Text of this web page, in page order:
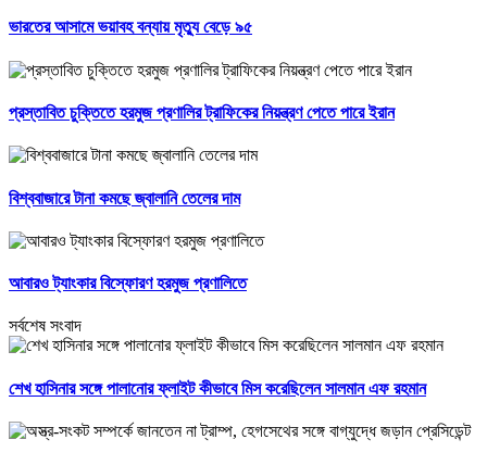
ভারতের আসামে ভয়াবহ বন্যায় মৃত্যু বেড়ে ৯৫
প্রস্তাবিত চুক্তিতে হরমুজ প্রণালির ট্রাফিকের নিয়ন্ত্রণ পেতে পারে ইরান
বিশ্ববাজারে টানা কমছে জ্বালানি তেলের দাম
আবারও ট্যাংকার বিস্ফোরণ হরমুজ প্রণালিতে
সর্বশেষ সংবাদ
শেখ হাসিনার সঙ্গে পালানোর ফ্লাইট কীভাবে মিস করেছিলেন সালমান এফ রহমান